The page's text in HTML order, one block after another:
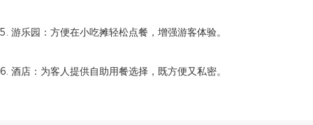
5. 游乐园：方便在小吃摊轻松点餐，增强游客体验。
6. 酒店：为客人提供自助用餐选择，既方便又私密。